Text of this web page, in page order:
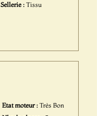
Sellerie :Tissu
Etat moteur :Très Bon